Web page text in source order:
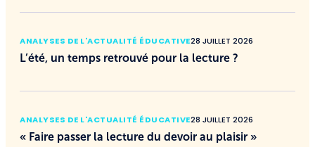
ANALYSES DE L'ACTUALITÉ ÉDUCATIVE28 JUILLET 2026
L’été, un temps retrouvé pour la lecture ?
ANALYSES DE L'ACTUALITÉ ÉDUCATIVE28 JUILLET 2026
« Faire passer la lecture du devoir au plaisir »